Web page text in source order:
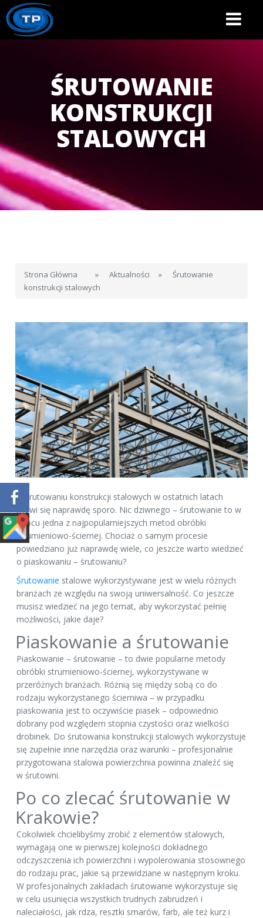
Toggle
ŚRUTOWANIE
KONSTRUKCJI
STALOWYCH
Strona Główna » Aktualności »
Śrutowanie
konstrukcji stalowych
O śrutowaniu konstrukcji stalowych w ostatnich latach
mówi się naprawdę sporo. Nic dziwnego – śrutowanie to w
końcu jedna z najpopularniejszych metod obróbki
strumieniowo-ściernej. Chociaż o samym procesie
powiedziano już naprawdę wiele, co jeszcze warto wiedzieć
o piaskowaniu – śrutowaniu?
Śrutowanie stalowe wykorzystywane jest w wielu różnych
branżach ze względu na swoją uniwersalność. Co jeszcze
musisz wiedzieć na jego temat, aby wykorzystać pełnię
możliwości, jakie daje?
Piaskowanie a śrutowanie
Piaskowanie – śrutowanie – to dwie popularne metody
obróbki strumieniowo-ściernej, wykorzystywane w
przeróżnych branżach. Różnią się między sobą co do
rodzaju wykorzystanego ścierniwa – w przypadku
piaskowania jest to oczywiście piasek – odpowiednio
dobrany pod względem stopnia czystości oraz wielkości
drobinek. Do śrutowania konstrukcji stalowych wykorzystuje
się zupełnie inne narzędzia oraz warunki – profesjonalnie
przygotowana stalowa powierzchnia powinna znaleźć się
w śrutowni.
Po co zlecać śrutowanie w
Krakowie?
Cokolwiek chcielibyśmy zrobić z elementów stalowych,
wymagają one w pierwszej kolejności dokładnego
odczyszczenia ich powierzchni i wypolerowania stosownego
do rodzaju prac, jakie są przewidziane w następnym kroku.
W profesjonalnych zakładach śrutowanie wykorzystuje się
w celu usunięcia wszystkich trudnych zabrudzeń i
naleciałości, jak rdza, resztki smarów, farb, ale też kurz i